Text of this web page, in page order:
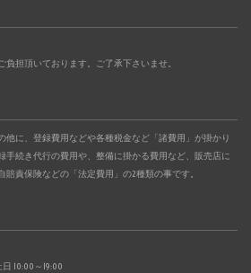
担頂いております。ご了承下さいませ。
他に、登録費用などや各種税金など「諸費用」が掛かり
手続き代行の費用や、整備に掛かる費用など、販売店に
責保険などの「法定費用」の2種類の事です。
10:00～19:00